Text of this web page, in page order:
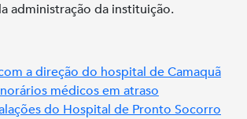
administração da instituição.
a direção do hospital de Camaquã
médicos em atraso
do Hospital de Pronto Socorro